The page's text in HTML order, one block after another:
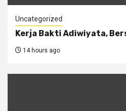
Uncategorized
Kerja Bakti Adiwiyata,
14 hours ago